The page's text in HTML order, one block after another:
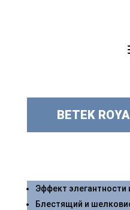
BETEK
Эффект элегантности
Блестящий и